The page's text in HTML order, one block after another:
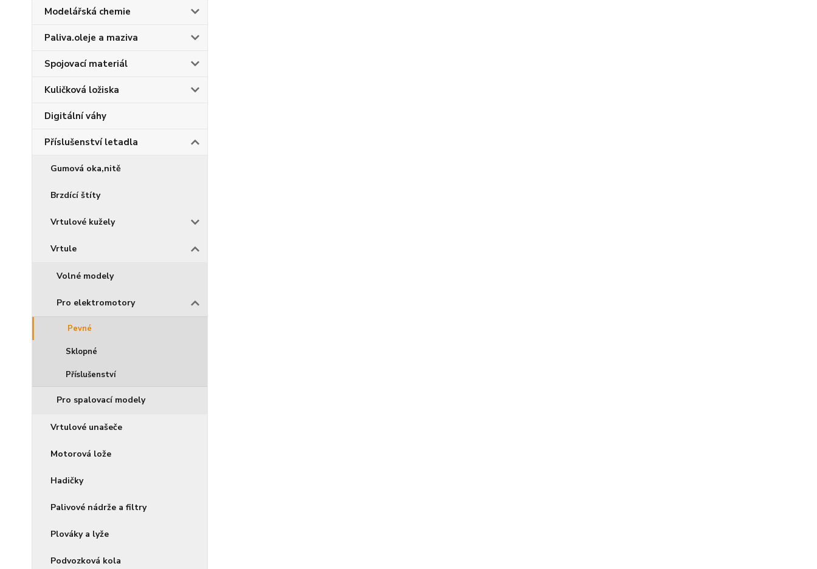
Modelářská chemie
Paliva.oleje a maziva
Spojovací materiál
Kuličková ložiska
Digitální váhy
Příslušenství letadla
Gumová oka,nitě
Brzdící štíty
Vrtulové kužely
Vrtule
Volné modely
Pro elektromotory
Pevné
Sklopné
Příslušenství
Pro spalovací modely
Vrtulové unašeče
Motorová lože
Hadičky
Palivové nádrže a filtry
Plováky a lyže
Podvozková kola